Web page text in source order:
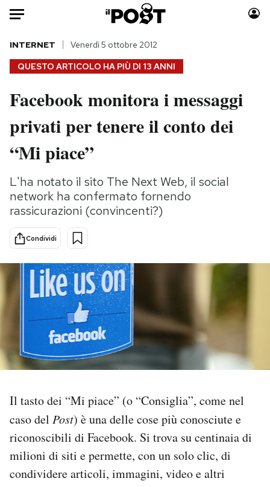
Auto
HOME
Italia
Politica
Tecnologia
Scienza
Cultura
Sport
Moda
Consumismi
Media
Europa
PODCAST
NEWSLETTER
SHOP
CALENDARIO
QUESTO ARTICOLO HA PIÙ DI 13 ANNI
INTERNET Venerdì 5 ottobre 2012
Facebook monitora i messaggi
privati per tenere il conto dei
“Mi piace”
L'ha notato il sito The Next Web, il social
network ha confermato fornendo
rassicurazioni (convincenti?)
Condividi
Il tasto dei “Mi piace” (o “Consiglia”, come nel
caso del Post) è una delle cose più conosciute e
riconoscibili di Facebook. Si trova su centinaia di
milioni di siti e permette, con un solo clic, di
condividere articoli, immagini, video e altri